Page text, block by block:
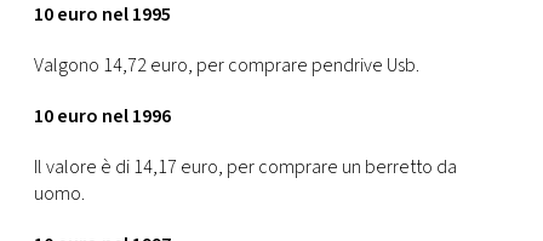
10 euro nel 1995
Valgono 14,72 euro, per comprare pendrive Usb.
10 euro nel 1996
Il valore è di 14,17 euro, per comprare un berretto da
uomo.